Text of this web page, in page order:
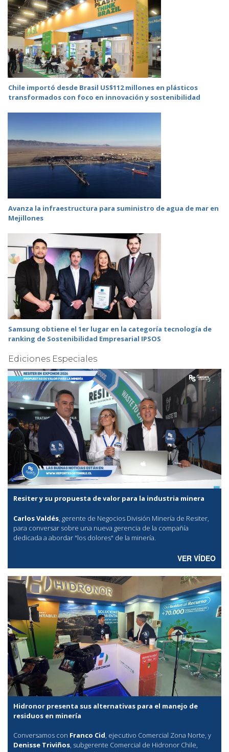
Chile importó desde Brasil US$112 millones en plásticos
transformados con foco en innovación y sostenibilidad
Avanza la infraestructura para suministro de agua de mar en
Mejillones
Samsung obtiene el 1er lugar en la categoría tecnología de
ranking de Sostenibilidad Empresarial IPSOS
Ediciones Especiales
Resiter y su propuesta de valor para la industria minera
Carlos Valdés, gerente de Negocios División Minería de Resiter,
para conversar sobre una nueva gerencia de la compañía
dedicada a abordar "los dolores" de la minería.
VER VÍDEO
Hidronor presenta sus alternativas para el manejo de
residuos en minería
Conversamos con Franco Cid, ejecutivo Comercial Zona Norte, y
Denisse Triviños, subgerente Comercial de Hidronor Chile,